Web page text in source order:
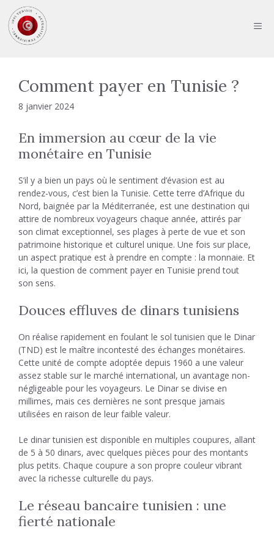
au
contenu
Comment payer en Tunisie ?
8 janvier 2024
En immersion au cœur de la vie
monétaire en Tunisie
S’il y a bien un pays où le sentiment d’évasion est au
rendez-vous, c’est bien la Tunisie. Cette terre d’Afrique du
Nord, baignée par la Méditerranée, est une destination qui
attire de nombreux voyageurs chaque année, attirés par
son climat exceptionnel, ses plages à perte de vue et son
patrimoine historique et culturel unique. Une fois sur place,
un aspect pratique est à prendre en compte : la monnaie. Et
ici, la question de comment payer en Tunisie prend tout
son sens.
Douces effluves de dinars tunisiens
On réalise rapidement en foulant le sol tunisien que le Dinar
(TND) est le maître incontesté des échanges monétaires.
Cette unité de compte adoptée depuis 1960 a une valeur
assez stable sur le marché international, un avantage non-
négligeable pour les voyageurs. Le Dinar se divise en
millimes, mais ces dernières ne sont presque jamais
utilisées en raison de leur faible valeur.
Le dinar tunisien est disponible en multiples coupures, allant
de 5 à 50 dinars, avec quelques pièces pour des montants
plus petits. Chaque coupure a son propre couleur vibrant
avec la richesse culturelle du pays.
Le réseau bancaire tunisien : une
fierté nationale